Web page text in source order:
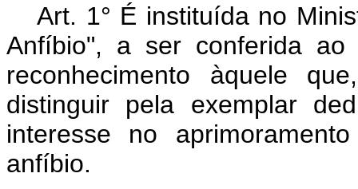
Art. 1° É instituída no
Anfíbio", a ser conferida
reconhecimento àquele
distinguir pela exemplar
interesse no
anfíbio.